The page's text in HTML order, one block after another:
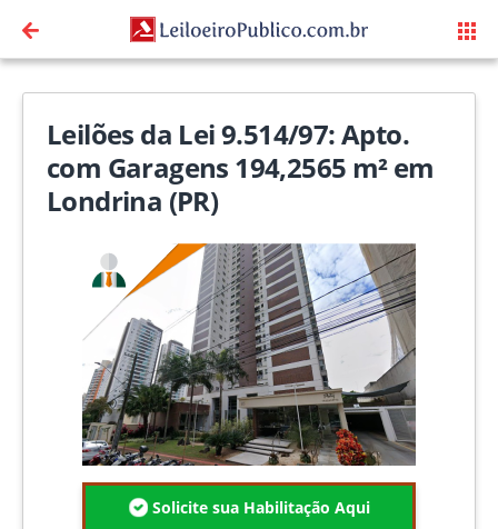
Leilões da Lei 9.514/97: Apto.
com Garagens 194,2565 m² em
Londrina (PR)
Solicite sua Habilitação Aqui